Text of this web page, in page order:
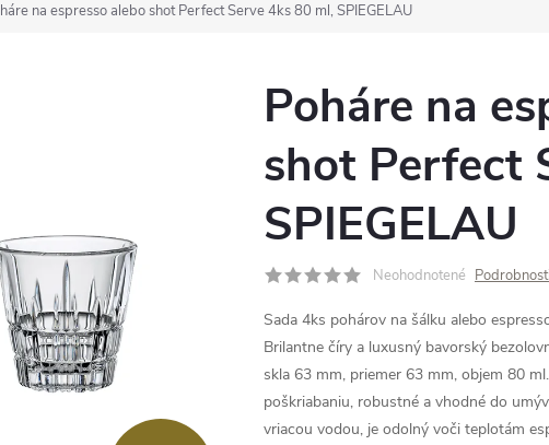
na espresso alebo shot Perfect Serve 4ks 80 ml, SPIEGELAU
Poháre na
shot Perfect
SPIEGELAU
Neohodnotené
Sada 4ks pohárov na šálku alebo
Brilantne číry a luxusný bavorský
skla 63 mm, priemer 63 mm, objem 80
poškriabaniu, robustné a vhodné do
vriacou vodou, je odolný voči teplotám